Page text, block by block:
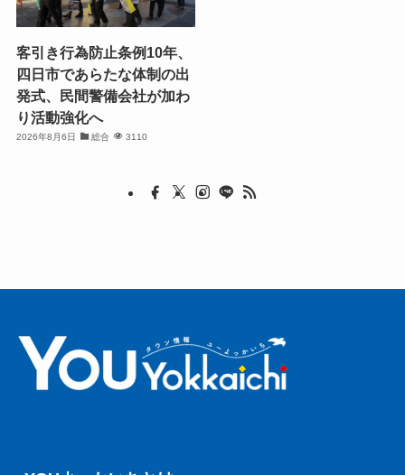
客引き行為防止条例10年、
四日市であらたな体制の出
発式、民間警備会社が加わ
り活動強化へ
2026年8月6日 総合 3110